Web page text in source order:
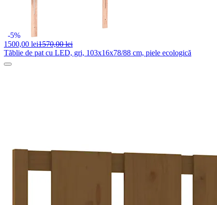
-5%
1500,00 lei1570,00 lei
Tăblie de pat cu LED, gri, 103x16x78/88 cm, piele ecologică